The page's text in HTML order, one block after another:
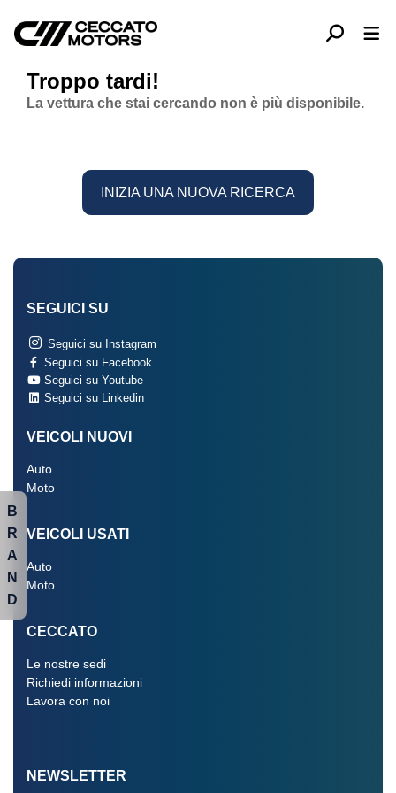
Troppo tardi!
La vettura che stai cercando non è più disponibile.
INIZIA UNA NUOVA RICERCA
SEGUICI SU
Seguici su Instagram
Seguici su Facebook
Seguici su Youtube
Seguici su Linkedin
VEICOLI NUOVI
Auto
Moto
VEICOLI USATI
Auto
Moto
CECCATO
Le nostre sedi
Richiedi informazioni
Lavora con noi
NEWSLETTER
B
R
A
N
D